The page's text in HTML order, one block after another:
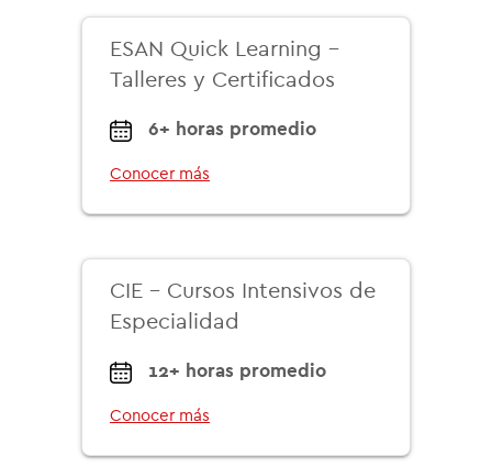
ESAN Quick Learning -
Talleres y Certificados
6+ horas promedio
Conocer más
CIE - Cursos Intensivos de
Especialidad
12+ horas promedio
Conocer más